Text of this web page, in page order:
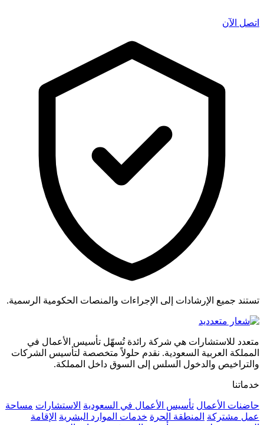
اتصل الآن
تستند جميع الإرشادات إلى الإجراءات والمنصات الحكومية الرسمية.
متعدد للاستشارات هي شركة رائدة تُسهّل تأسيس الأعمال في
المملكة العربية السعودية. نقدم حلولاً متخصصة لتأسيس الشركات
والتراخيص والدخول السلس إلى السوق داخل المملكة.
خدماتنا
حاضنات الأعمال تأسيس الأعمال في السعودية الاستشارات مساحة
عمل مشتركة المنطقة الحرة خدمات الموارد البشرية الإقامة